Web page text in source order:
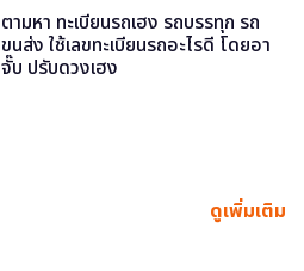
ตามหา ทะเบียนรถเฮง รถบรรทุก รถ
ขนส่ง ใช้เลขทะเบียนรถอะไรดี โดยอา
จั๊บ ปรับดวงเฮง
ดูเพิ่มเติม